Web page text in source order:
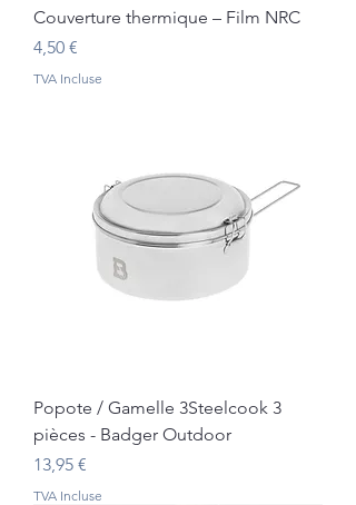
Couverture thermique – Film NRC
Prix
4,50 €
TVA Incluse
Popote / Gamelle 3Steelcook 3
pièces - Badger Outdoor
Prix
13,95 €
TVA Incluse